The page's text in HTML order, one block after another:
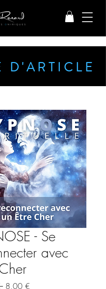
D'ARTICLE
- Se
avec
Prix
8,00 €